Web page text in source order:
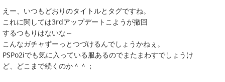
えー、いつもどおりのタイトルとタグですね。
これに関しては3rdアップデートこようが撤回
するつもりはないな～
こんなガチャずーっとつづけるんでしょうかねぇ。
PSPo2iでも気に入っている服あるのでまたまわすでしょうけ
ど、どこまで続くのか＾＾；